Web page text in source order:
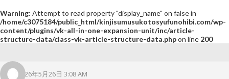
Warning: Attempt to read property "display_name" on false in
/home/c3075184/public_html/kinjisumusukotosyufunohibi.com/wp-
content/plugins/vk-all-in-one-expansion-unit/inc/article-
structure-data/class-vk-article-structure-data.phpon line 200
2026年5月26日 3:08 AM